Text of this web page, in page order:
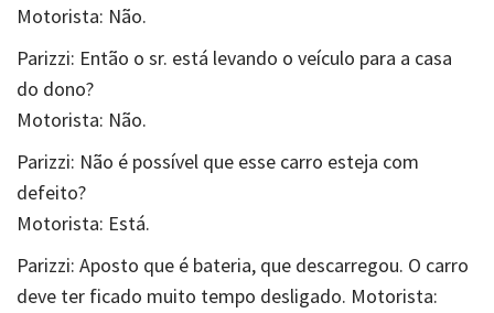
Motorista: Não.
Parizzi: Então o sr. está levando o veículo para a casa
do dono?
Motorista: Não.
Parizzi: Não é possível que esse carro esteja com
defeito?
Motorista: Está.
Parizzi: Aposto que é bateria, que descarregou. O carro
deve ter ficado muito tempo desligado. Motorista: